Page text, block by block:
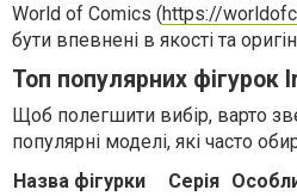
World of Comics (https://
бути впевнені в якості та
Топ популярних фігурок
Щоб полегшити вибір, варто
популярні моделі, які часто
Назва фігурки
Серія